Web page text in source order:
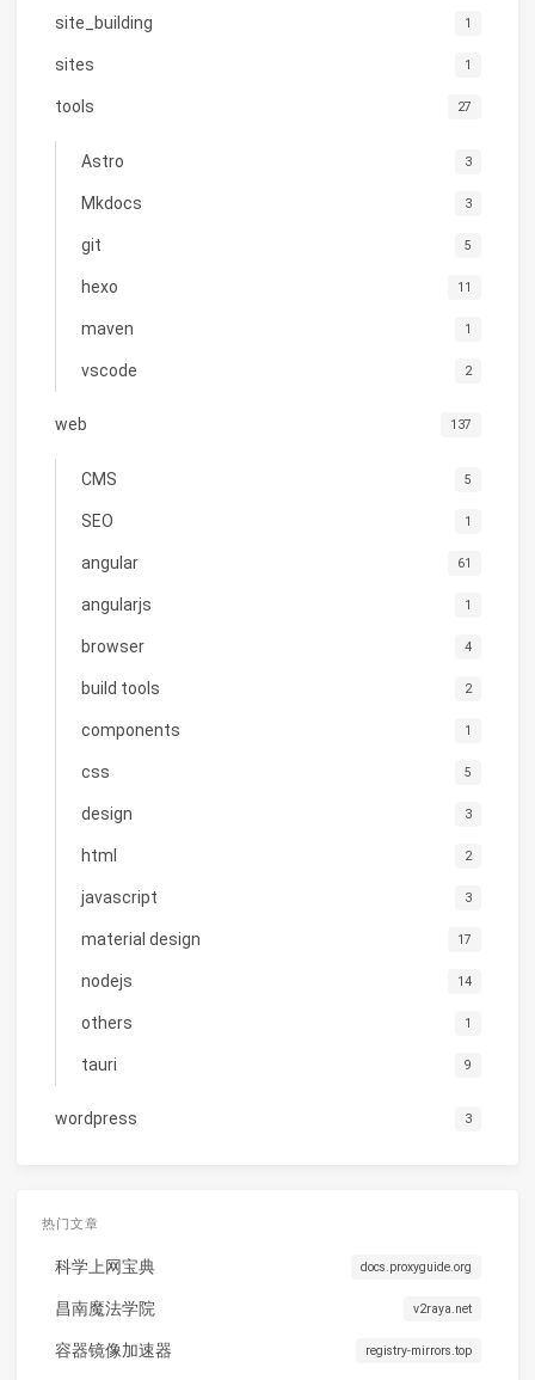
site_building 1
sites 1
tools 27
Astro 3
Mkdocs 3
git 5
hexo 11
maven 1
vscode 2
web 137
CMS 5
SEO 1
angular 61
angularjs 1
browser 4
build tools 2
components 1
css 5
design 3
html 2
javascript 3
material design 17
nodejs 14
others 1
tauri 9
wordpress 3
热门文章
科学上网宝典 docs.proxyguide.org
昌南魔法学院 v2raya.net
容器镜像加速器 registry-mirrors.top